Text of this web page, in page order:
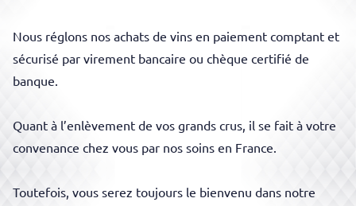
Nous réglons nos achats de vins en paiement comptant et
sécurisé par virement bancaire ou chèque certifié de
banque.
Quant à l’enlèvement de vos grands crus, il se fait à votre
convenance chez vous par nos soins en France.
Toutefois, vous serez toujours le bienvenu dans notre